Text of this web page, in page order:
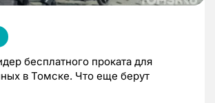
бесплатного проката для
в Томске. Что еще берут